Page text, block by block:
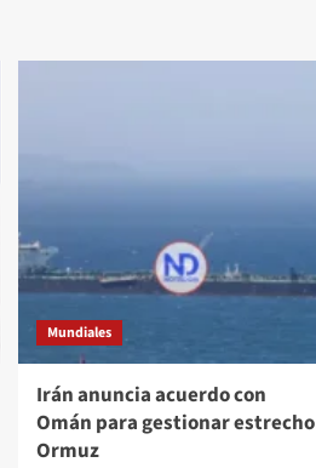
Mundiales
Irán anuncia acuerdo con
Omán para gestionar estrecho
Ormuz